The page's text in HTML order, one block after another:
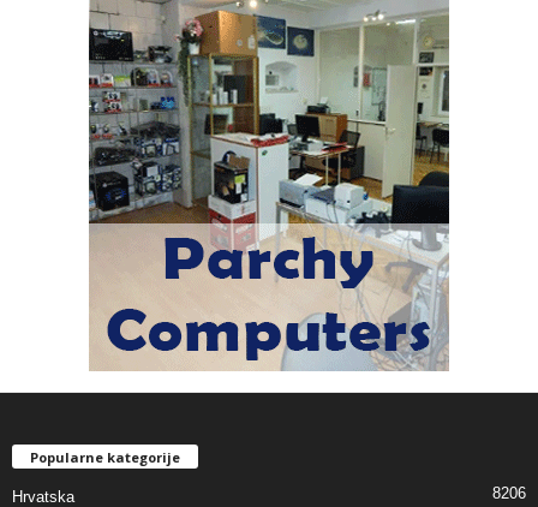
Popularne kategorije
Hrvatska 8206